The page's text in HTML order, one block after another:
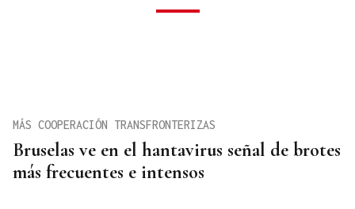
Bruselas ve en el hantavirus señal de brotes
más frecuentes e intensos
MÁS COOPERACIÓN TRANSFRONTERIZAS